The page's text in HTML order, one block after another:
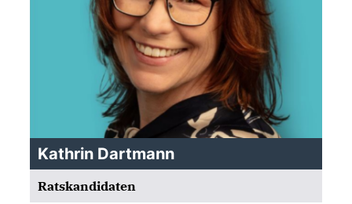
Kathrin Dartmann
Ratskandidaten